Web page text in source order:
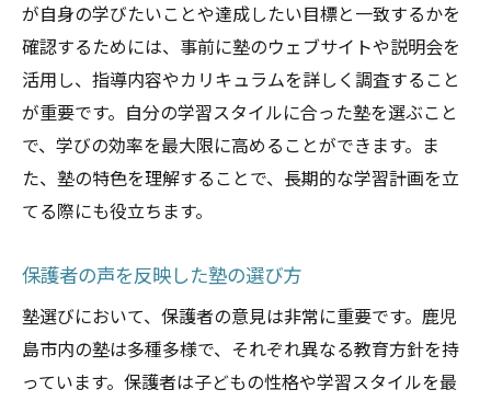
が自身の学びたいことや達成したい目標と一致するかを
確認するためには、事前に塾のウェブサイトや説明会を
活用し、指導内容やカリキュラムを詳しく調査すること
が重要です。自分の学習スタイルに合った塾を選ぶこと
で、学びの効率を最大限に高めることができます。ま
た、塾の特色を理解することで、長期的な学習計画を立
てる際にも役立ちます。
保護者の声を反映した塾の選び方
塾選びにおいて、保護者の意見は非常に重要です。鹿児
島市内の塾は多種多様で、それぞれ異なる教育方針を持
っています。保護者は子どもの性格や学習スタイルを最